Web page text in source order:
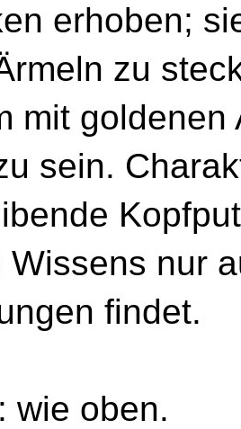
erhoben;
zu
mit goldenen
sein.
Wissens nur
findet.
wie oben.